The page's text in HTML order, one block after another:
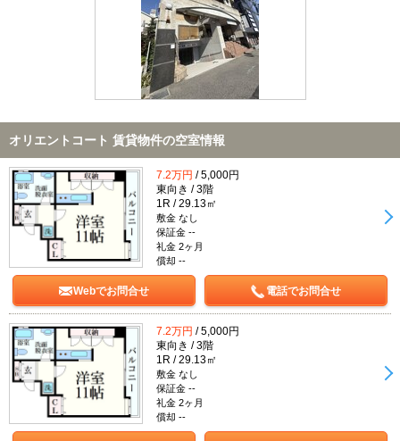
TOP
オリエントコート 賃貸物件の空室情報
7.2万円 / 5,000円
東向き / 3階
1R / 29.13㎡
敷金 なし
保証金 --
礼金 2ヶ月
償却 --
Webでお問合せ 電話でお問合せ
7.2万円 / 5,000円
東向き / 3階
1R / 29.13㎡
敷金 なし
保証金 --
礼金 2ヶ月
償却 --